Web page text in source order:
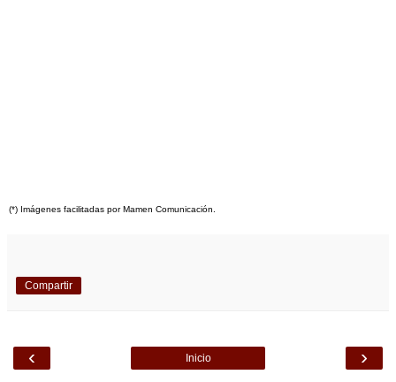
(*) Imágenes facilitadas por Mamen Comunicación.
Compartir
‹ ›
Inicio